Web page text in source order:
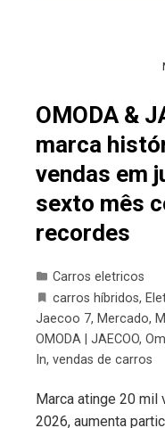
OMODA &
marca
vendas em
sexto mês
recordes
Carros eletricos
carros híbridos,
Jaecoo 7, Mercado,
OMODA | JAECOO,
In, vendas de carros
Marca atinge 20
2026, aumenta